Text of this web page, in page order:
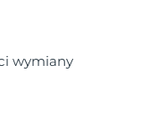
wymiany